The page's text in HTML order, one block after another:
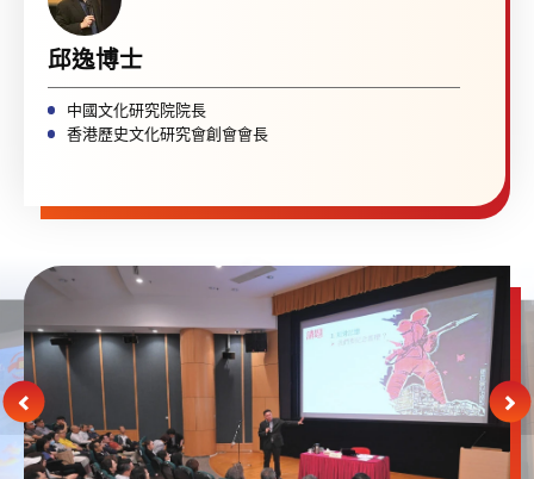
邱逸博士
中國文化研究院院長
香港歷史文化研究會創會會長